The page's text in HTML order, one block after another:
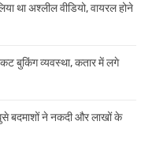
था अश्लील वीडियो, वायरल होने
बुकिंग व्यवस्था, कतार में लगे
बदमाशों ने नकदी और लाखों के